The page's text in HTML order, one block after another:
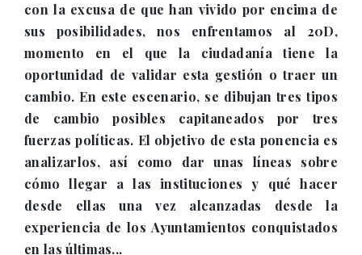
con la excusa de que han vivido por encima de
sus posibilidades, nos enfrentamos al 20D,
momento en el que la ciudadanía tiene la
oportunidad de validar esta gestión o traer un
cambio. En este escenario, se dibujan tres tipos
de cambio posibles capitaneados por tres
fuerzas políticas. El objetivo de esta ponencia es
analizarlos, así como dar unas líneas sobre
cómo llegar a las instituciones y qué hacer
desde ellas una vez alcanzadas desde la
experiencia de los Ayuntamientos conquistados
en las últimas...